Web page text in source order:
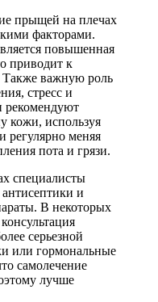
прыщей на плечах
факторами.
повышенная
приводит к
Также важную роль
стресс и
рекомендуют
кожи, используя
регулярно меняя
пота и грязи.
специалисты
и
В некоторых
серьезной
или гормональные
самолечение
лучше